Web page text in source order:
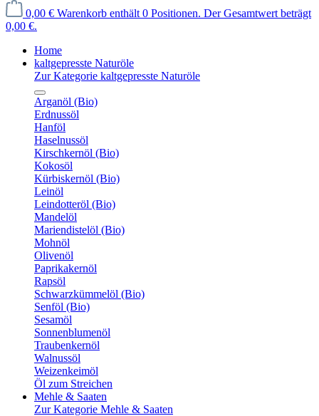
0,00 € Warenkorb enthält 0 Positionen. Der Gesamtwert beträgt
0,00 €.
Home
kaltgepresste Naturöle
Zur Kategorie kaltgepresste Naturöle
Arganöl (Bio)
Erdnussöl
Hanföl
Haselnussöl
Kirschkernöl (Bio)
Kokosöl
Kürbiskernöl (Bio)
Leinöl
Leindotteröl (Bio)
Mandelöl
Mariendistelöl (Bio)
Mohnöl
Olivenöl
Paprikakernöl
Rapsöl
Schwarzkümmelöl (Bio)
Senföl (Bio)
Sesamöl
Sonnenblumenöl
Traubenkernöl
Walnussöl
Weizenkeimöl
Öl zum Streichen
Mehle & Saaten
Zur Kategorie Mehle & Saaten